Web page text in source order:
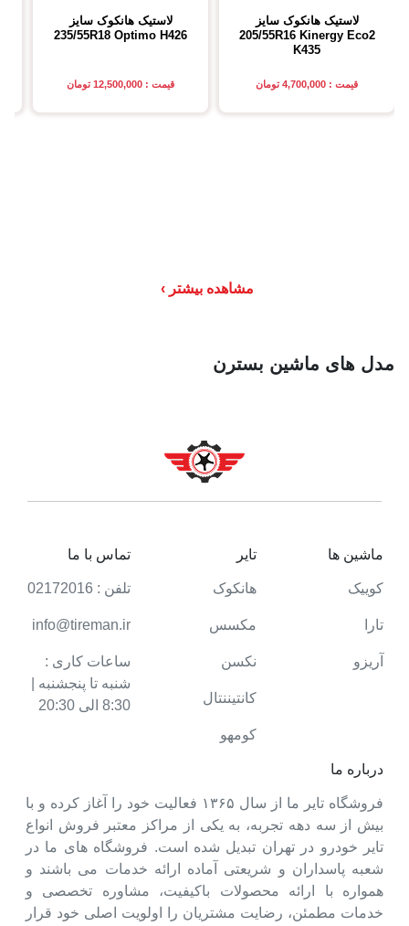
لاستیک هانکوک سایز
205/55R16 Kinergy Eco2
K435
قیمت : 4,700,000 تومان
لاستیک هانکوک سایز
235/55R18 Optimo H426
قیمت : 12,500,000 تومان
مشاهده بیشتر
مدل های ماشین بسترن
درباره ما
فروشگاه تایر ما از سال ۱۳۶۵ فعالیت خود را آغاز کرده و با
بیش از سه دهه تجربه، به یکی از مراکز معتبر فروش انواع
تایر خودرو در تهران تبدیل شده است. فروشگاه های ما در
شعبه پاسداران و شریعتی آماده ارائه خدمات می باشند و
همواره با ارائه محصولات باکیفیت، مشاوره تخصصی و
خدمات مطمئن، رضایت مشتریان را اولویت اصلی خود قرار
ماشین ها
کوییک
تارا
آریزو
تایر
هانکوک
مکسس
نکسن
کانتیننتال
کومهو
تماس با ما
تلفن : 02172016
info@tireman.ir
ساعات کاری :
شنبه تا پنجشنبه |
8:30 الی 20:30